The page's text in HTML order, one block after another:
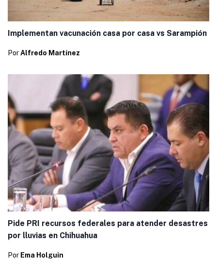
Implementan vacunación casa por casa vs Sarampión
Por Alfredo Martínez
Pide PRI recursos federales para atender desastres
por lluvias en Chihuahua
Por Ema Holguin